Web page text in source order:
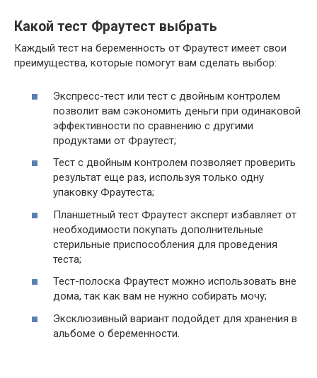
Какой тест Фраутест выбрать
Каждый тест на беременность от Фраутест имеет свои
преимущества, которые помогут вам сделать выбор:
Экспресс-тест или тест с двойным контролем
позволит вам сэкономить деньги при одинаковой
эффективности по сравнению с другими
продуктами от Фраутест;
Тест с двойным контролем позволяет проверить
результат еще раз, используя только одну
упаковку Фраутеста;
Планшетный тест Фраутест эксперт избавляет от
необходимости покупать дополнительные
стерильные приспособления для проведения
теста;
Тест-полоска Фраутест можно использовать вне
дома, так как вам не нужно собирать мочу;
Эксклюзивный вариант подойдет для хранения в
альбоме о беременности.